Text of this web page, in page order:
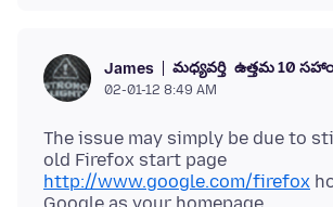
James మధ్యవర్తి ఉత్తమ 10
02-01-12 8:49 AM
The issue may simply be due to
old Firefox start page
http://www.google.com/firefox